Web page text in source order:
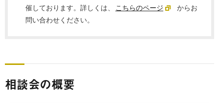
催しております。詳しくは、
こちらのページ
からお
問い合わせください。
相談会の概要